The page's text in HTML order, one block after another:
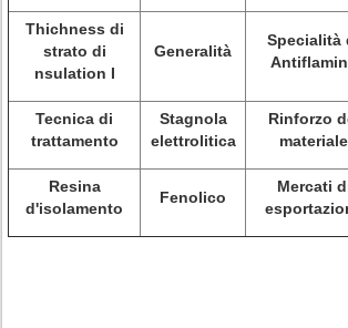
Thichness di
strato di
nsulation I
Generalità
Specialità
Tecnica di
trattamento
Stagnola
elettrolitica
Rinforzo
materiale
Resina
d'isolamento
Fenolico
Mercati